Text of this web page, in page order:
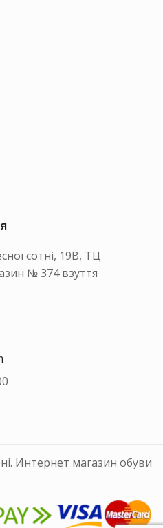
сотні, 19В, ТЦ
№ 374 взуття
Интернет магазин обуви